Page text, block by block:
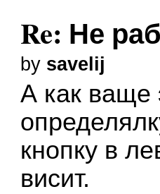
Re: Не
by savelij
А как ваще
кнопку в
висит.